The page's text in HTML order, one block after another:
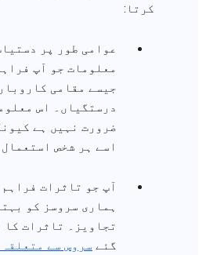
کرتا:
عوامی طور پر
معلومات جو آپ
جیسے مقامی
درستگیاں۔ اس
ضرورت نہیں ہے
اسے ہر شخص
آپ جو تاثرات
ہماری سروسز کو
تجاویز۔ تاثرات
گئے سروس سے متعلقہ